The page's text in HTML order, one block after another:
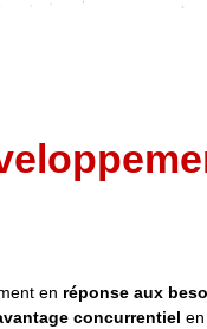
en réponse aux
concurrentiel en